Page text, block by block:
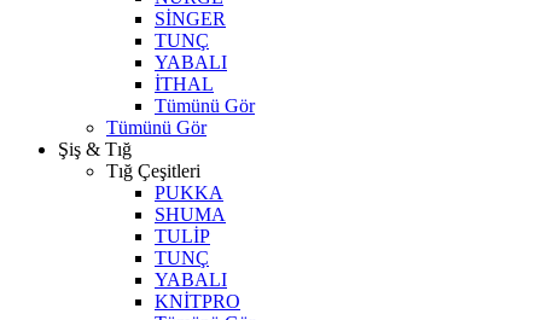
SİNGER
TUNÇ
YABALI
İTHAL
Tümünü Gör
Tümünü Gör
Şiş & Tığ
Tığ Çeşitleri
PUKKA
SHUMA
TULİP
TUNÇ
YABALI
KNİTPRO